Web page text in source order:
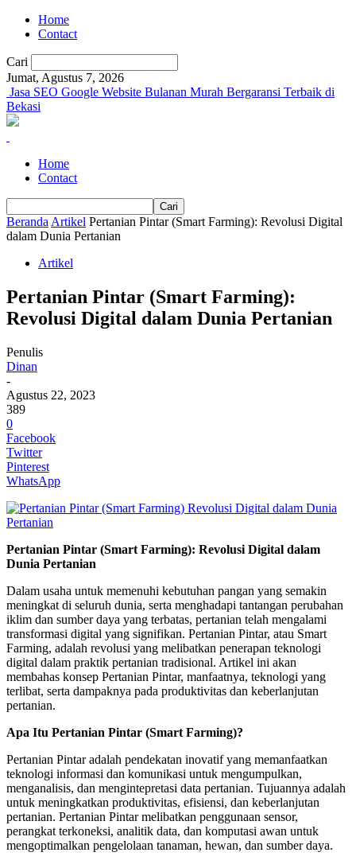
Home
Contact
Cari
Jumat, Agustus 7, 2026
Jasa SEO Google Website Bulanan Murah Bergaransi Terbaik di
Bekasi
Home
Contact
Beranda Artikel Pertanian Pintar (Smart Farming): Revolusi Digital
dalam Dunia Pertanian
Artikel
Pertanian Pintar (Smart Farming):
Revolusi Digital dalam Dunia Pertanian
Penulis
Dinan
-
Agustus 22, 2023
389
0
Facebook
Twitter
Pinterest
WhatsApp
Pertanian Pintar (Smart Farming): Revolusi Digital dalam
Dunia Pertanian
Dalam usaha untuk memenuhi kebutuhan pangan yang semakin
meningkat di seluruh dunia, serta menghadapi tantangan perubahan
iklim dan sumber daya yang terbatas, pertanian telah mengalami
transformasi digital yang signifikan. Pertanian Pintar, atau Smart
Farming, adalah revolusi yang melibatkan penerapan teknologi
digital dalam praktik pertanian tradisional. Artikel ini akan
membahas konsep Pertanian Pintar, manfaatnya, teknologi yang
terlibat, serta dampaknya pada produktivitas dan keberlanjutan
pertanian.
Apa Itu Pertanian Pintar (Smart Farming)?
Pertanian Pintar adalah pendekatan inovatif yang memanfaatkan
teknologi informasi dan komunikasi untuk mengumpulkan,
menganalisis, dan mengintepretasi data pertanian. Tujuannya adalah
untuk meningkatkan produktivitas, efisiensi, dan keberlanjutan
pertanian. Pertanian Pintar melibatkan penggunaan sensor,
perangkat terkoneksi, analitik data, dan komputasi awan untuk
mengoptimalkan pengelolaan tanaman, hewan, dan sumber daya.